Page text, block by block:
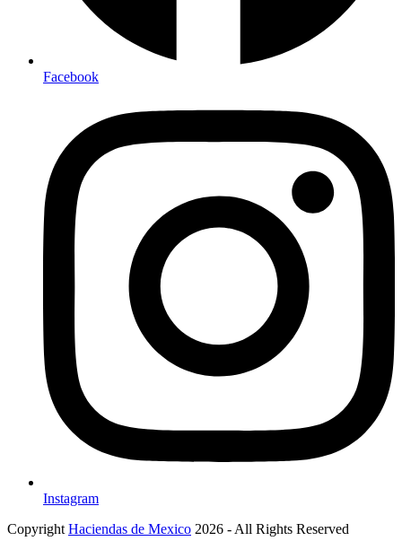
Facebook
Instagram
Copyright Haciendas de Mexico 2026 - All Rights Reserved